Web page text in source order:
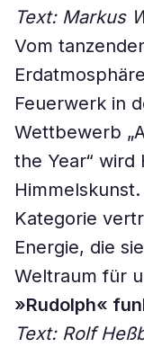
Text: Markus
Vom
Feuerwerk in
Wettbewerb
the Year“ wird
Kategorie
Energie, die
Weltraum für
»Rudolph«
Text: Rolf